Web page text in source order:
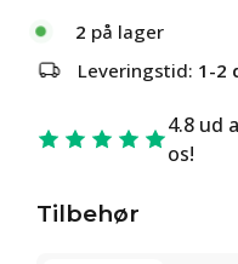
2 på lager
Leveringstid: 1-2
4.8 ud
os!
Tilbehør